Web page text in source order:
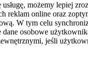
usługę, możemy lepiej
reklam online oraz
W tym celu
dane osobowe
jeśli